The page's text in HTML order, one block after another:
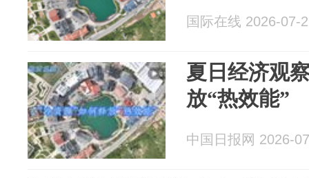
国际在线 2026-07-
夏日经济观
放“热效能”
中国日报网 2026-